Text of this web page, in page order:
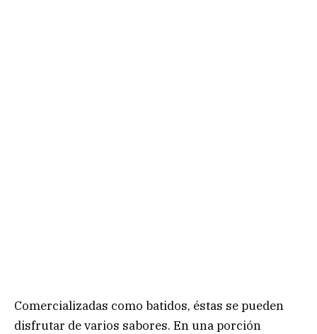
Comercializadas como batidos, éstas se pueden
disfrutar de varios sabores. En una porción